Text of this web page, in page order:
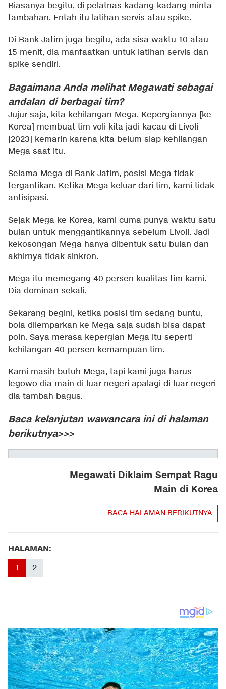
Biasanya begitu, di pelatnas kadang-kadang minta
tambahan. Entah itu latihan servis atau spike.
Di Bank Jatim juga begitu, ada sisa waktu 10 atau
15 menit, dia manfaatkan untuk latihan servis dan
spike sendiri.
Bagaimana Anda melihat Megawati sebagai
andalan di berbagai tim?
Jujur saja, kita kehilangan Mega. Kepergiannya [ke
Korea] membuat tim voli kita jadi kacau di Livoli
[2023] kemarin karena kita belum siap kehilangan
Mega saat itu.
Selama Mega di Bank Jatim, posisi Mega tidak
tergantikan. Ketika Mega keluar dari tim, kami tidak
antisipasi.
Sejak Mega ke Korea, kami cuma punya waktu satu
bulan untuk menggantikannya sebelum Livoli. Jadi
kekosongan Mega hanya dibentuk satu bulan dan
akhirnya tidak sinkron.
Mega itu memegang 40 persen kualitas tim kami.
Dia dominan sekali.
Sekarang begini, ketika posisi tim sedang buntu,
bola dilemparkan ke Mega saja sudah bisa dapat
poin. Saya merasa kepergian Mega itu seperti
kehilangan 40 persen kemampuan tim.
Kami masih butuh Mega, tapi kami juga harus
legowo dia main di luar negeri apalagi di luar negeri
dia tambah bagus.
Baca kelanjutan wawancara ini di halaman
berikutnya>>>
Megawati Diklaim Sempat Ragu
Main di Korea
BACA HALAMAN BERIKUTNYA
HALAMAN:
1 2